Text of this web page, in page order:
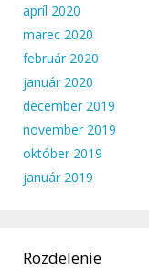
apríl 2020
marec 2020
február 2020
január 2020
december 2019
november 2019
október 2019
január 2019
Rozdelenie